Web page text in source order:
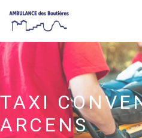
TAXI
ARCENS